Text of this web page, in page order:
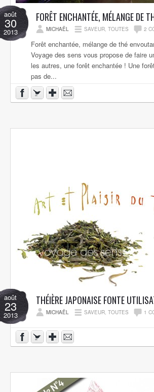
août
30
2013
FORÊT ENCHANTÉE, MÉLANGE DE
MICHAËL SAVEUR, TOUTES 2
Forêt enchantée, mélange de thé
Voyage des sens vous propose de faire
les autres, une forêt enchantée ! Une
pas de...
août
23
2013
THÉIÈRE JAPONAISE FONTE
MICHAËL SAVEUR, TOUTES 1